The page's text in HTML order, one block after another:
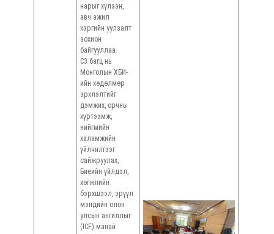
нарыг хүлээн,
авч ажил
хэргийн уулзалт
зохион
байгууллаа.
С3 багц нь
Монголын ХБИ-
ийн хөдөлмөр
эрхлэлтийг
дэмжих, орчны
хүртээмж,
нийгмийн
халамжийн
үйлчилгээг
сайжруулах,
Биеийн үйлдэл,
хөгжлийн
бэрхшээл, эрүүл
мэндийн олон
улсын ангиллыг
(ICF) манай